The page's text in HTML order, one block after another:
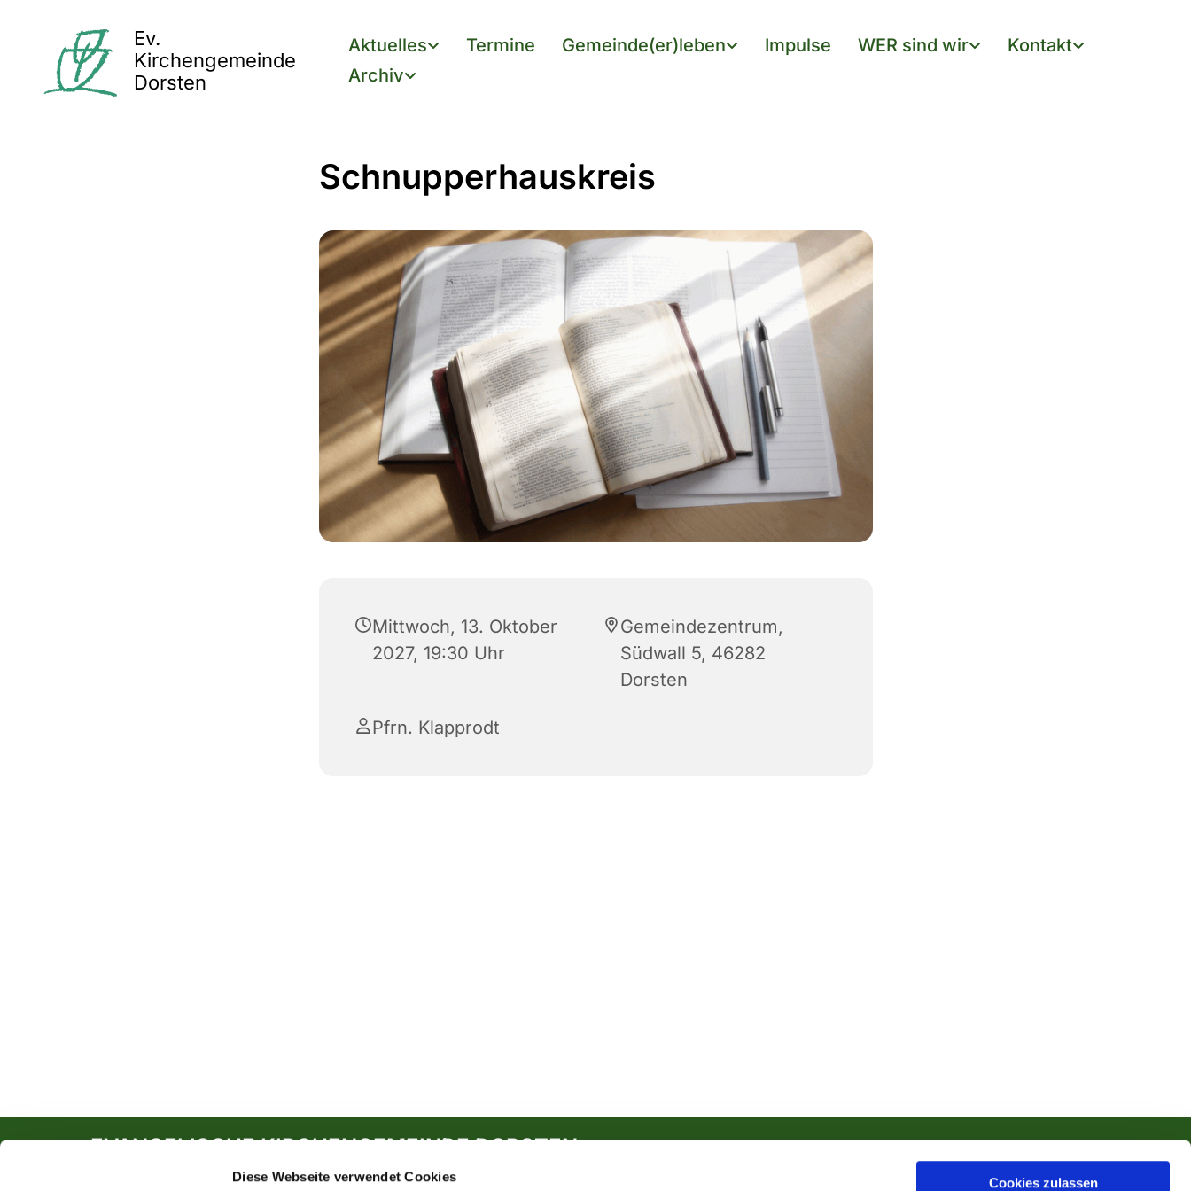
Diese Webseite verwendet Cookies Cookies zulassen
Ev.
Kirchengemeinde
Dorsten
Aktuelles Termine Gemeinde(er)leben Impulse WER sind wir
Kontakt
Archiv
Schnupperhauskreis
Mittwoch, 13. Oktober
2027, 19:30 Uhr
Gemeindezentrum,
Südwall 5, 46282
Dorsten
Pfrn. Klapprodt
EVANGELISCHE KIRCHENGEMEINDE DORSTEN